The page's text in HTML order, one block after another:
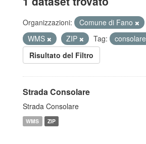
Organizzazioni: Comune di Fano
WMS
ZIP Tag: consolare
Risultato del Filtro
Strada Consolare
Strada Consolare
WMS ZIP